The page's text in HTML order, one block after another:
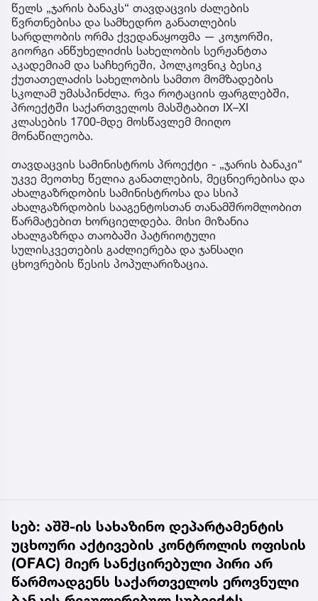
წელს „ჯარის ბანაკს“ თავდაცვის ძალების
წვრთნებისა და სამხედრო განათლების
სარდლობის ორმა ქვედანაყოფმა — კოჯორში,
გიორგი ანწუხელიძის სახელობის სერჟანტთა
აკადემიამ და საჩხერეში, პოლკოვნიკ ბესიკ
ქუთათელაძის სახელობის სამთო მომზადების
სკოლამ უმასპინძლა. რვა როტაციის ფარგლებში,
პროექტში საქართველოს მასშტაბით IX–XI
კლასების 1700-მდე მოსწავლემ მიიღო
მონაწილეობა.
თავდაცვის სამინისტროს პროექტი - „ჯარის ბანაკი“
უკვე მეოთხე წელია განათლების, მეცნიერებისა და
ახალგაზრდობის სამინისტროსა და სსიპ
ახალგაზრდობის სააგენტოსთან თანამშრომლობით
წარმატებით ხორციელდება. მისი მიზანია
ახალგაზრდა თაობაში პატრიოტული
სულისკვეთების გაძლიერება და ჯანსაღი
ცხოვრების წესის პოპულარიზაცია.
სებ: აშშ-ის სახაზინო დეპარტამენტის
უცხოური აქტივების კონტროლის ოფისის
(OFAC) მიერ სანქცირებული პირი არ
წარმოადგენს საქართველოს ეროვნული